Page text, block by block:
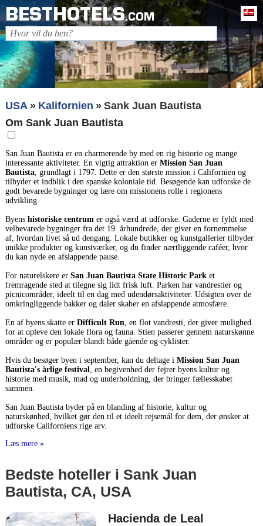
BESTHOTELS.COM
USA Kalifornien
Sank Juan Bautista
Om Sank Juan Bautista
San Juan Bautista er en charmerende by med en rig historie og mange
interessante aktiviteter. En vigtig attraktion er Mission San Juan
Bautista, grundlagt i 1797. Dette er den største mission i Californien og
tilbyder et indblik i den spanske koloniale tid. Besøgende kan udforske de
godt bevarede bygninger og lære om missionens rolle i regionens
udvikling.
Byens historiske centrumer også værd at udforske. Gaderne er fyldt med
velbevarede bygninger fra det 19. århundrede, der giver en fornemmelse
af, hvordan livet så ud dengang. Lokale butikker og kunstgallerier tilbyder
unikke produkter og kunstværker, og du finder nærtliggende caféer, hvor
du kan nyde en afslappende pause.
For naturelskere er San Juan Bautista State Historic Parket
fremragende sted at tilegne sig lidt frisk luft. Parken har vandrestier og
picnicområder, ideelt til en dag med udendørsaktiviteter. Udsigten over de
omkringliggende bakker og daler skaber en afslappende atmosfære.
En af byens skatte er Difficult Run, en flot vandresti, der giver mulighed
for at opleve den lokale flora og fauna. Stien passerer gennem naturskønne
områder og er populær blandt både gående og cyklister.
Hvis du besøger byen i september, kan du deltage i Mission San Juan
Bautista's årlige festival, en begivenhed der fejrer byens kultur og
historie med musik, mad og underholdning, der bringer fællesskabet
sammen.
San Juan Bautista byder på en blanding af historie, kultur og
naturskønhed, hvilket gør den til et ideelt rejsemål for dem, der ønsker at
udforske Californiens rige arv.
Læs mere »
Bedste hoteller i Sank Juan
Bautista, CA, USA
Hacienda de Leal